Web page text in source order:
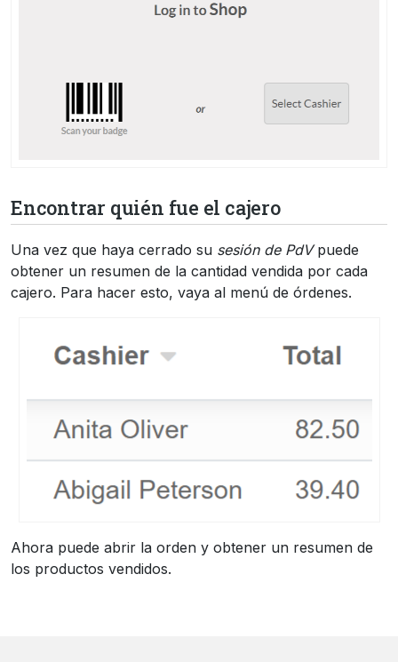
Encontrar quién fue el cajero
Una vez que haya cerrado su sesión de PdVpuede
obtener un resumen de la cantidad vendida por cada
cajero. Para hacer esto, vaya al menú de órdenes.
Ahora puede abrir la orden y obtener un resumen de
los productos vendidos.